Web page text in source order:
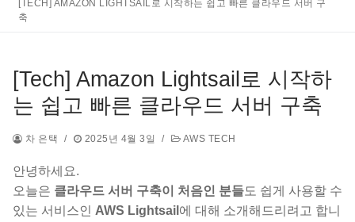
[TECH] AMAZON LIGHTSAIL로 시작하는 쉽고 빠른 클라우드 서버 구
축
[Tech] Amazon Lightsail로 시작하
는 쉽고 빠른 클라우드 서버 구축
차 은택 / 2025년 4월 3일 / AWS TECH
안녕하세요.
오늘은 클라우드 서버 구축이 처음인 분들도 쉽게 사용할 수
있는 서비스인 AWS Lightsail 에 대해 소개해드리려고 합니